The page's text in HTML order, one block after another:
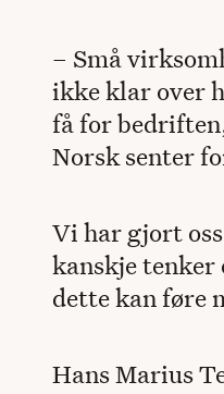
– Små
ikke klar over
få for
Norsk senter
Vi har gjort
kanskje tenker
dette kan føre
Hans Marius